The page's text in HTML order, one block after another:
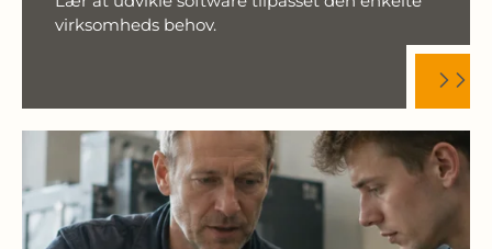
virksomheds behov.